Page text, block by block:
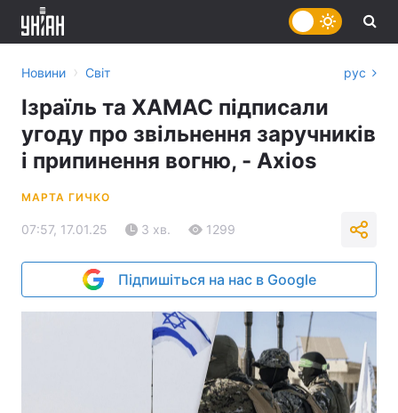
Новини › Світ рус
Ізраїль та ХАМАС підписали
угоду про звільнення заручників
і припинення вогню, - Axios
МАРТА ГИЧКО
07:57, 17.01.25 3 хв. 1299
Підпишіться на нас в Google